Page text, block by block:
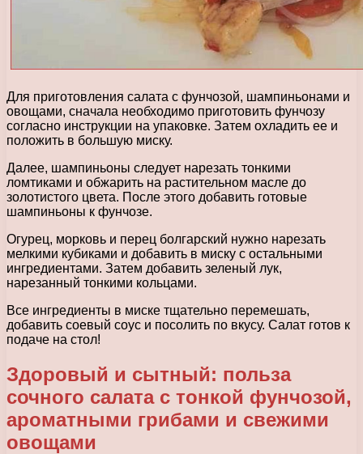
Для приготовления салата с фунчозой, шампиньонами и
овощами, сначала необходимо приготовить фунчозу
согласно инструкции на упаковке. Затем охладить ее и
положить в большую миску.
Далее, шампиньоны следует нарезать тонкими
ломтиками и обжарить на растительном масле до
золотистого цвета. После этого добавить готовые
шампиньоны к фунчозе.
Огурец, морковь и перец болгарский нужно нарезать
мелкими кубиками и добавить в миску с остальными
ингредиентами. Затем добавить зеленый лук,
нарезанный тонкими кольцами.
Все ингредиенты в миске тщательно перемешать,
добавить соевый соус и посолить по вкусу. Салат готов к
подаче на стол!
Здоровый и сытный: польза
сочного салата с тонкой фунчозой,
ароматными грибами и свежими
овощами